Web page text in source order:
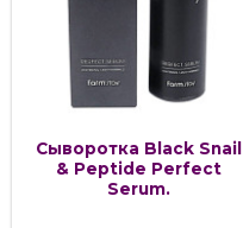
Сыворотка Black Snail
& Peptide Perfect
Serum.